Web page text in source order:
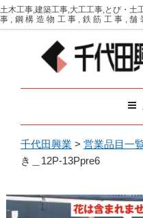
コ
ン
土木工事,建築工事,大工工事,とび・土
事,鋼構造物工事,鉄筋工事,舗
千代田興業
千代田興業 > 営業品目一
き＿12P-13Ppre6